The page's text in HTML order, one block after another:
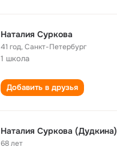
Наталия Суркова
41 год,Санкт-Петербург
1 школа
Добавить в друзья
Наталия Суркова (Дудкина)
68 лет